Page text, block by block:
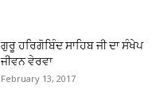
ਗੁਰੂ ਹਰਿਗੋਬਿੰਦ ਸਾਹਿਬ ਜੀ ਦਾ ਸੰਖੇਪ
ਜੀਵਨ ਵੇਰਵਾ
February 13, 2017